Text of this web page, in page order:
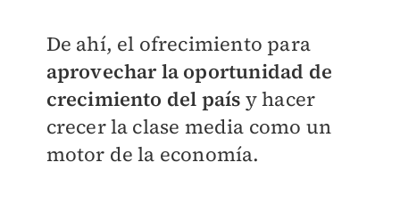
De ahí, el ofrecimiento para
aprovechar la oportunidad de
crecimiento del país y hacer
crecer la clase media como un
motor de la economía.